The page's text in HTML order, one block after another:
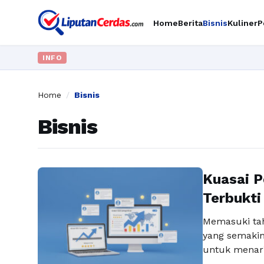
HomeBeritaBisnisKuliner
INFO
Home / Bisnis
Bisnis
Kuasai
Terbukti
Memasuki
yang
untuk